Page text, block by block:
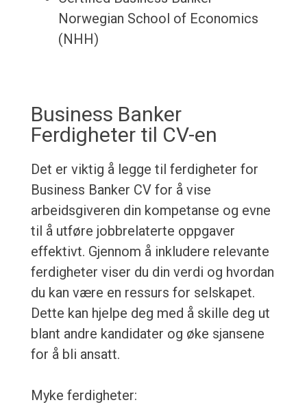
Norwegian School of Economics
(NHH)
Business Banker
Ferdigheter til CV-en
Det er viktig å legge til ferdigheter for
Business Banker CV for å vise
arbeidsgiveren din kompetanse og evne
til å utføre jobbrelaterte oppgaver
effektivt. Gjennom å inkludere relevante
ferdigheter viser du din verdi og hvordan
du kan være en ressurs for selskapet.
Dette kan hjelpe deg med å skille deg ut
blant andre kandidater og øke sjansene
for å bli ansatt.
Myke ferdigheter: